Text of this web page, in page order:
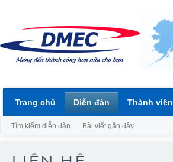
Trang chủ Diễn đàn
Tìm kiếm diễn đàn Bài viết gần đây
Thành viên